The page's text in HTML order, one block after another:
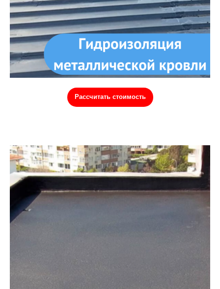
Рассчитать стоимость